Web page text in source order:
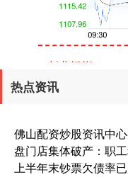
创业板指
热点资讯
佛山配资炒股资讯中
盘门店集体破产：职
上半年末钞票欠债率